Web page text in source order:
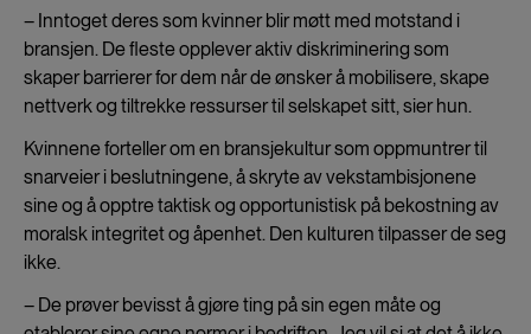
– Inntoget deres som kvinner blir møtt med motstand i
bransjen. De fleste opplever aktiv diskriminering som
skaper barrierer for dem når de ønsker å mobilisere, skape
nettverk og tiltrekke ressurser til selskapet sitt, sier hun.
Kvinnene forteller om en bransjekultur som oppmuntrer til
snarveier i beslutningene, å skryte av vekstambisjonene
sine og å opptre taktisk og opportunistisk på bekostning av
moralsk integritet og åpenhet. Den kulturen tilpasser de seg
ikke.
– De prøver bevisst å gjøre ting på sin egen måte og